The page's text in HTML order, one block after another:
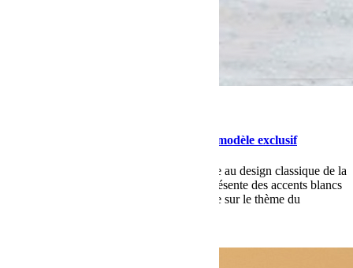
Drop 2, Wrangler Whitecap, deuxième modèle exclusif
La Jeep Wrangler Whitecap rend hommage au design classique de la
marque Jeep. Ce style SUV nostalgique présente des accents blancs
croquants de la calandre et du haut bicolore sur le thème du